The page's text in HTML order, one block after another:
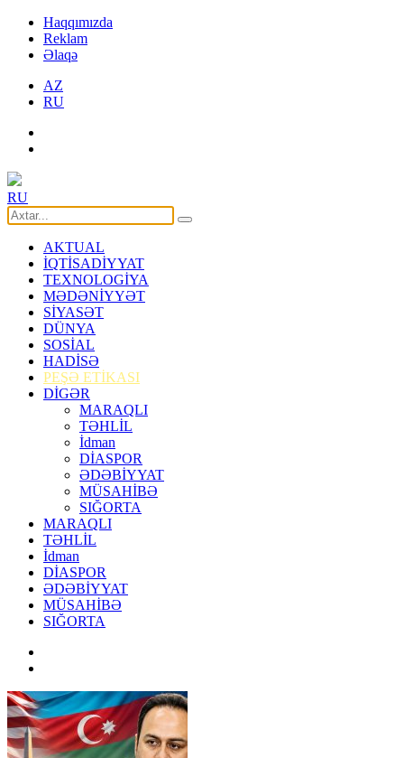
Haqqımızda
Reklam
Əlaqə
AZ
RU
RU
AKTUAL
İQTİSADİYYAT
TEXNOLOGİYA
MƏDƏNİYYƏT
SİYASƏT
DÜNYA
SOSİAL
HADİSƏ
PEŞƏ ETİKASI
DİGƏR
MARAQLI
TƏHLİL
İdman
DİASPOR
ƏDƏBİYYAT
MÜSAHİBƏ
SIĞORTA
MARAQLI
TƏHLİL
İdman
DİASPOR
ƏDƏBİYYAT
MÜSAHİBƏ
SIĞORTA